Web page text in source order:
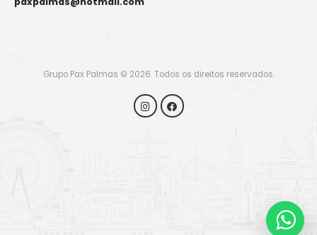
Grupo Pax Palmas © 2026. Todos os direitos reservados.